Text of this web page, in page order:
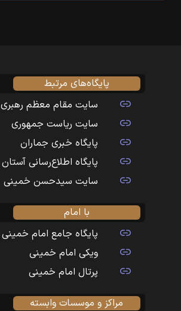
پایگاه‌های مرتبط
سایت مقام معظم رهبری
سایت ریاست جمهوری
پایگاه خبری جماران
پایگاه اطلاع‌رسانی آستان
سایت سیدحسن خمینی
با امام
پایگاه جامع امام خمینی
ویکی امام خمینی
پرتال امام خمینی
مراکز و موسسات وابسته